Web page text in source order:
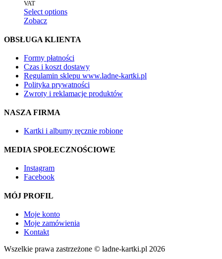
VAT
Select options
Zobacz
OBSŁUGA KLIENTA
Formy płatności
Czas i koszt dostawy
Regulamin sklepu www.ladne-kartki.pl
Polityka prywatności
Zwroty i reklamacje produktów
NASZA FIRMA
Kartki i albumy ręcznie robione
MEDIA SPOŁECZNOŚCIOWE
Instagram
Facebook
MÓJ PROFIL
Moje konto
Moje zamówienia
Kontakt
Wszelkie prawa zastrzeżone © ladne-kartki.pl 2026